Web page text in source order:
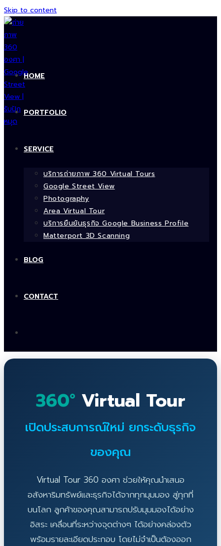
Skip to content
HOME
PORTFOLIO
SERVICE
บริการถ่ายภาพ 360 Virtual Tours
Google Street View
Photography
Area Virtual Tour
บริการยืนยันธุรกิจ Google Business Profile
Matterport 3D Scanning
BLOG
CONTACT
360° Virtual Tour
เปิดประสบการณ์ใหม่ ยกระดับธุรกิจ
ของคุณ
Virtual Tour 360 องศา ช่วยให้คุณนำเสนอ
อสังหาริมทรัพย์และธุรกิจได้จากทุกมุมมอง สู่ทุกที่
บนโลก ลูกค้าของคุณสามารถปรับมุมมองได้อย่าง
อิสระ เคลื่อนที่ระหว่างจุดต่างๆ ได้อย่างคล่องตัว
พร้อมรายละเอียดประกอบ โดยไม่จำเป็นต้องออก